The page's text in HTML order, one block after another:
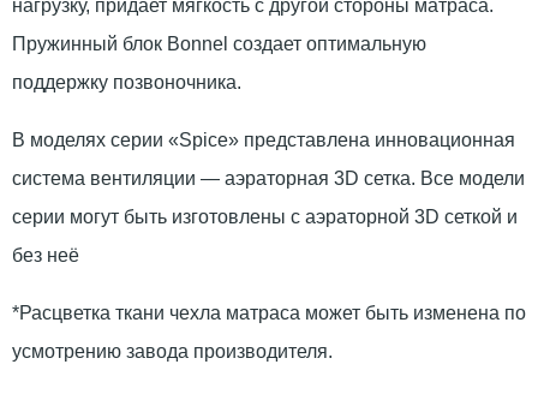
нагрузку, придает мягкость с другой стороны матраса.
Пружинный блок Bonnel создает оптимальную
поддержку позвоночника.
В моделях серии «Spice» представлена инновационная
система вентиляции — аэраторная 3D сетка. Все модели
серии могут быть изготовлены с аэраторной 3D сеткой и
без неё
*Расцветка ткани чехла матраса может быть изменена по
усмотрению завода производителя.